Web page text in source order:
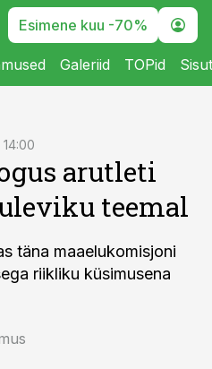
Esimene kuu -70%
Galeriid TOPid
14:00
arutleti
teemal
täna maaelukomisjoni
riikliku küsimusena